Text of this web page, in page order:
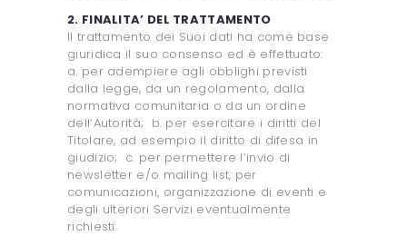
2. FINALITA’ DEL TRATTAMENTO
Il trattamento dei Suoi dati ha come base
giuridica il suo consenso ed è effettuato:
a. per adempiere agli obblighi previsti
dalla legge, da un regolamento, dalla
normativa comunitaria o da un ordine
dell’Autorità; b. per esercitare i diritti del
Titolare, ad esempio il diritto di difesa in
giudizio; c. per permettere l’invio di
newsletter e/o mailing list, per
comunicazioni, organizzazione di eventi e
degli ulteriori Servizi eventualmente
richiesti.